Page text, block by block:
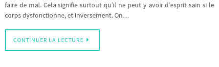
faire de mal. Cela signifie surtout qu’il ne peut y avoir d’esprit sain si le
corps dysfonctionne, et inversement. On…
CONTINUER LA LECTURE